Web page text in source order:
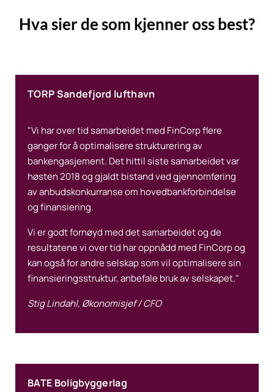
Hva sier de som kjenner oss best?
TORP Sandefjord lufthavn
"Vi har over tid samarbeidet med FinCorp flere
ganger for å optimalisere strukturering av
bankengasjement. Det hittil siste samarbeidet var
høsten 2018 og gjaldt bistand ved gjennomføring
av anbudskonkurranse om hovedbankforbindelse
og finansiering.
Vi er godt fornøyd med det samarbeidet og de
resultatene vi over tid har oppnådd med FinCorp og
kan også for andre selskap som vil optimalisere sin
finansieringsstruktur, anbefale bruk av selskapet."
Stig Lindahl, Økonomisjef / CFO
BATE Boligbyggerlag